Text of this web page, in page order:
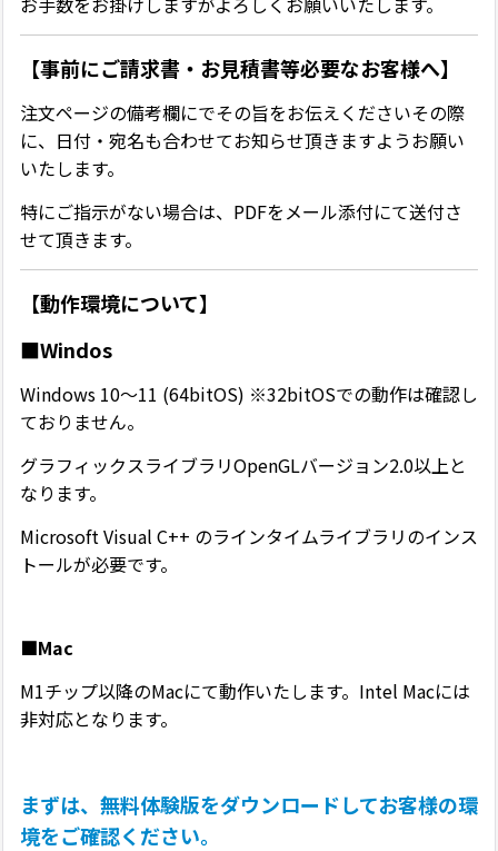
【事前にご請求書・お見積書等必要なお客様へ】
注文ページの備考欄にでその旨をお伝えくださいその際
に、日付・宛名も合わせてお知らせ頂きますようお願い
いたします。
特にご指示がない場合は、PDFをメール添付にて送付さ
せて頂きます。
【動作環境について】
■Windos
Windows 10〜11 (64bitOS) ※32bitOSでの動作は確認し
ておりません。
グラフィックスライブラリOpenGLバージョン2.0以上と
なります。
Microsoft Visual C++ のラインタイムライブラリのインス
トールが必要です。
■Mac
M1チップ以降のMacにて動作いたします。Intel Macには
非対応となります。
まずは、無料体験版をダウンロードしてお客様の環
境をご確認ください。